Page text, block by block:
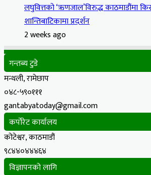
लघुवित्तको ‘ऋणजाल’विरुद्ध काठमाडौंमा
शान्तिबाटिकामा प्रदर्शन
2 weeks ago
गन्तब्य टुडे
मन्थली, रामेछाप
०४८-५९०१११
gantabyatoday@gmail.com
कर्पोरेट कार्यालय
कोटेश्वर, काठमाडौं
९८४४०४४४६४
विज्ञापनको लागि